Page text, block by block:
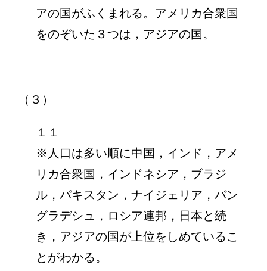
アの国がふくまれる。アメリカ合衆国
をのぞいた３つは，アジアの国。
（３）
１１
※人口は多い順に中国，インド，アメ
リカ合衆国，インドネシア，ブラジ
ル，パキスタン，ナイジェリア，バン
グラデシュ，ロシア連邦，日本と続
き，アジアの国が上位をしめているこ
とがわかる。